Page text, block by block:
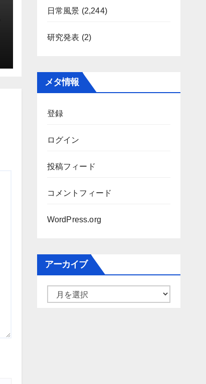
日常風景 (2,244)
研究発表 (2)
メタ情報
登録
ログイン
投稿フィード
コメントフィード
WordPress.org
アーカイブ